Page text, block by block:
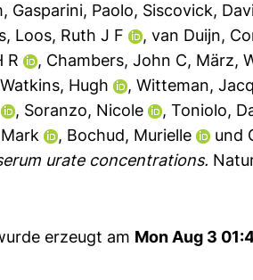
, Gasparini, Paolo, Siscovick,
, Loos, Ruth J F ,van Duijn,
R , Chambers, John C, März,
Watkins, Hugh ,Witteman,
, Soranzo, Nicole ,Toniolo,
, Bochud, Murielle und
urate concentrations.
erzeugt am Mon Aug 3